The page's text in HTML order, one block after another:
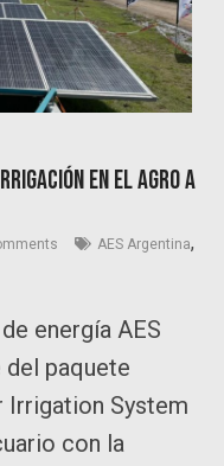
en el agro a
AES Argentina,
energía AES
paquete
Irrigation System
con la